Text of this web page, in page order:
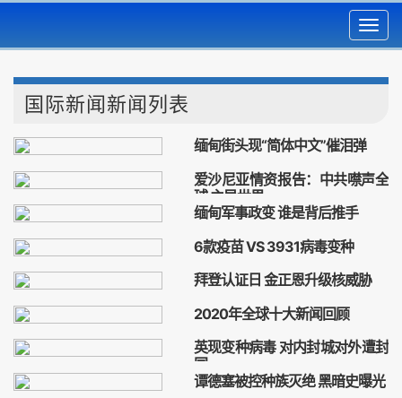
国际新闻新闻列表
缅甸街头现“简体中文”催泪弹
缅甸 昂山素季
爱沙尼亚情资报告：中共噤声全
球 主导世界
爱沙尼亚 中共 COVID-19
缅甸军事政变 谁是背后推手
缅甸 军事政变
6款疫苗 VS 3931病毒变种
疫苗 病毒变种
拜登认证日 金正恩升级核威胁
拜登 金正恩 核威胁
2020年全球十大新闻回顾
新闻回顾
英现变种病毒 对内封城对外遭封
国
病毒 疫苗
谭德塞被控种族灭绝 黑暗史曝光